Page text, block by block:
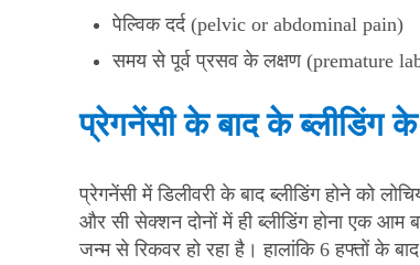
पेल्विक दर्द (pelvic or abdominal pain)
समय से पूर्व प्रसव के लक्षण (premature
प्रेगनेंसी के बाद के ब्लीडिंग
प्रेगनेंसी में डिलीवरी के बाद ब्लीडिंग होने को
और सी सेक्शन दोनों में ही ब्लीडिंग होना एक आम
जन्म से रिकवर हो रहा है। हालांकि 6 हफ्तों के